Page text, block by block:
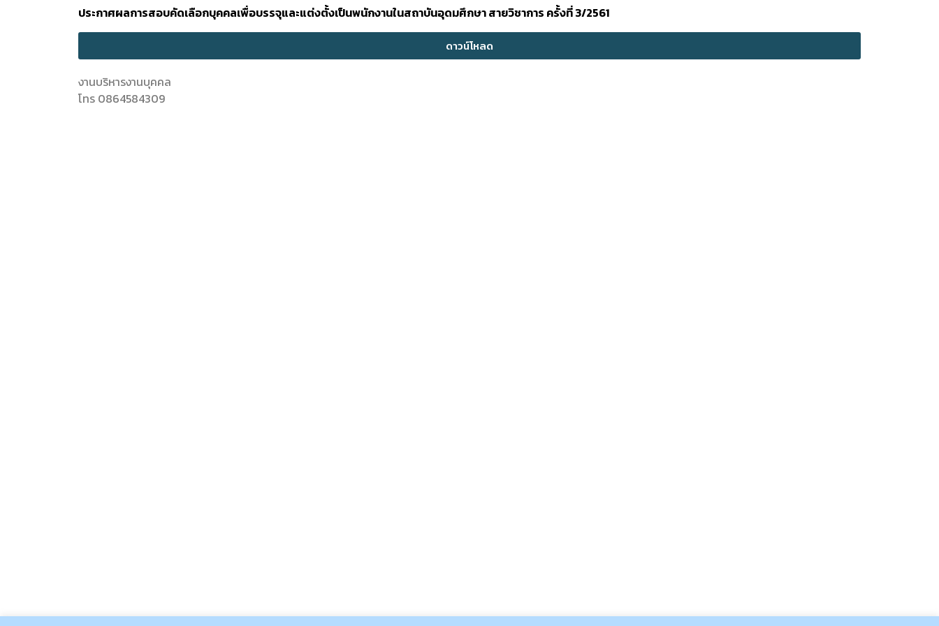
ประกาศผลการสอบคัดเลือกบุคคลเพื่อบรรจุและแต่งตั้งเป็นพนักงานในสถาบันอุดมศึกษา สายวิชาการ ครั้งที่ 3/2561
ดาวน์โหลด
งานบริหารงานบุคคล
โทร 0864584309